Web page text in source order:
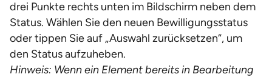
drei Punkte rechts unten im Bildschirm neben dem
Status. Wählen Sie den neuen Bewilligungsstatus
oder tippen Sie auf „Auswahl zurücksetzen“, um
den Status aufzuheben.
Hinweis: Wenn ein Element bereits in Bearbeitung